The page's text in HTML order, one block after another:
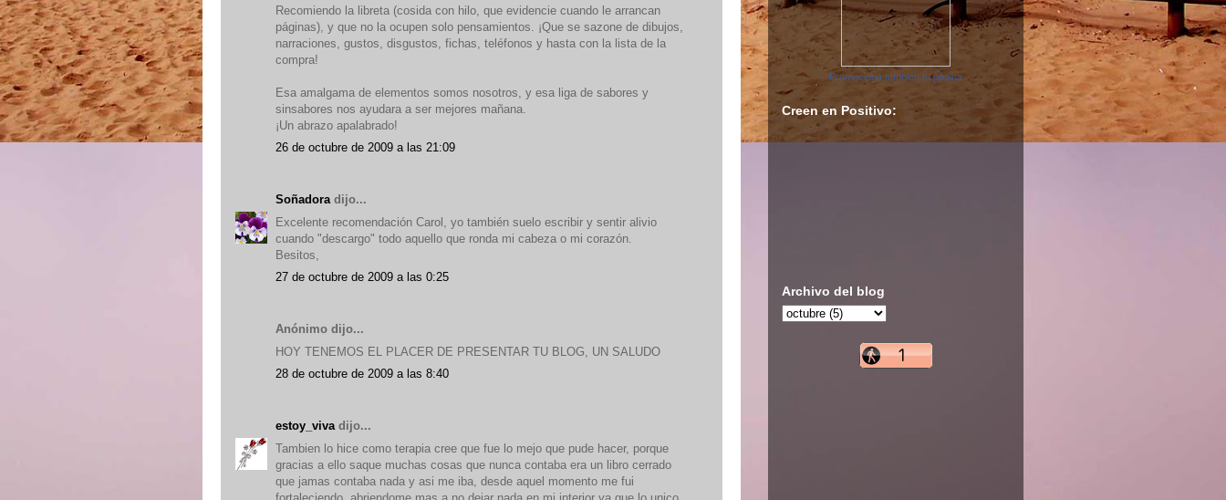
Recomiendo la libreta (cosida con hilo, que evidencie cuando le arrancan
páginas), y que no la ocupen solo pensamientos. ¡Que se sazone de dibujos,
narraciones, gustos, disgustos, fichas, teléfonos y hasta con la lista de la
compra!
Esa amalgama de elementos somos nosotros, y esa liga de sabores y
sinsabores nos ayudara a ser mejores mañana.
¡Un abrazo apalabrado!
26 de octubre de 2009 a las 21:09
Soñadoradijo...
Excelente recomendación Carol, yo también suelo escribir y sentir alivio
cuando "descargo" todo aquello que ronda mi cabeza o mi corazón.
Besitos,
27 de octubre de 2009 a las 0:25
Anónimo dijo...
HOY TENEMOS EL PLACER DE PRESENTAR TU BLOG, UN SALUDO
28 de octubre de 2009 a las 8:40
estoy_vivadijo...
Tambien lo hice como terapia cree que fue lo mejo que pude hacer, porque
gracias a ello saque muchas cosas que nunca contaba era un libro cerrado
que jamas contaba nada y asi me iba, desde aquel momento me fui
fortaleciendo, abriendome mas a no dejar nada en mi interior ya que lo unico
Promociona también tu página
Creen en Positivo:
Archivo del blog